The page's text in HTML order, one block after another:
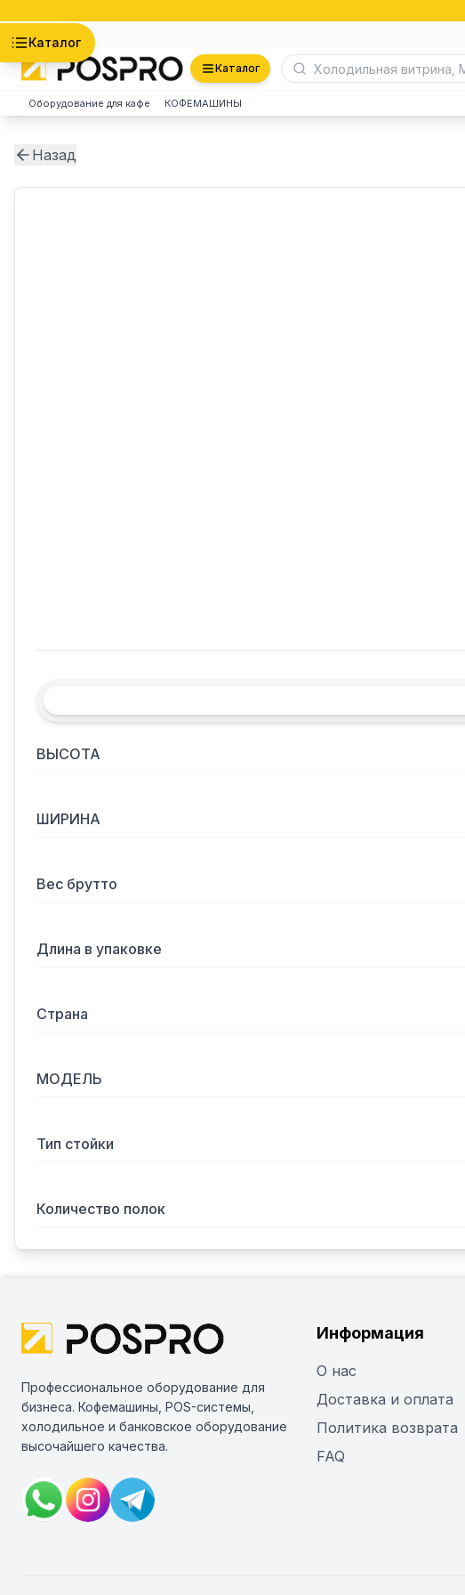
Каталог
Каталог
Оборудование для кафе КОФЕМАШИНЫ
Назад
ВЫСОТА
ШИРИНА
Вес брутто
Длина в упаковке
Страна
МОДЕЛЬ
Тип стойки
Количество полок
Профессиональное оборудование для
бизнеса. Кофемашины, POS-системы,
холодильное и банковское оборудование
высочайшего качества.
Информация
О нас
Доставка и оплата
Политика возврата
FAQ